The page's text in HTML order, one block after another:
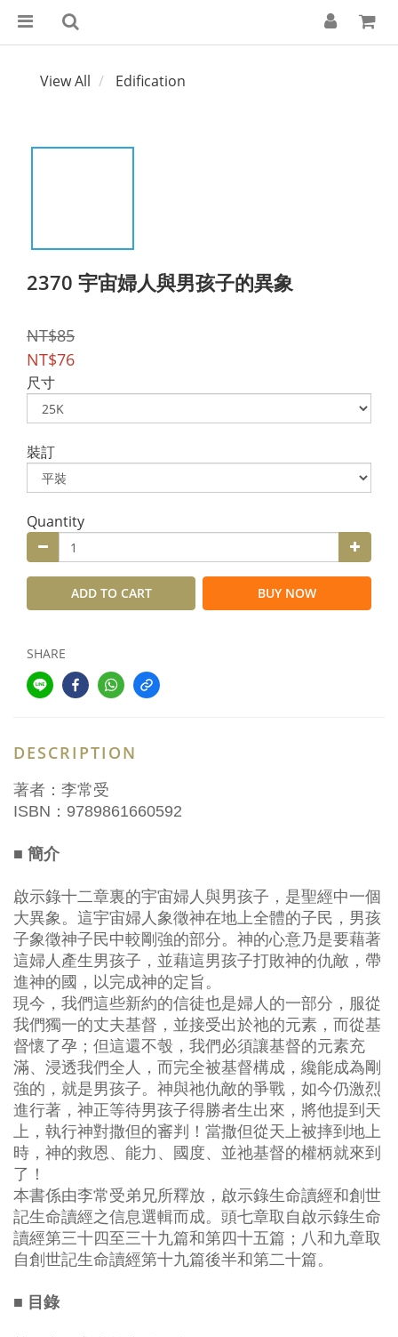
View All Edification
2370 宇宙婦人與男孩子的異象
NT$85
NT$76
尺寸
裝訂
Quantity
ADD TO CART BUY NOW
SHARE
DESCRIPTION
著者：李常受
ISBN：9789861660592
■ 簡介
啟示錄十二章裏的宇宙婦人與男孩子，是聖經中一個
大異象。這宇宙婦人象徵神在地上全體的子民，男孩
子象徵神子民中較剛強的部分。神的心意乃是要藉著
這婦人產生男孩子，並藉這男孩子打敗神的仇敵，帶
進神的國，以完成神的定旨。
現今，我們這些新約的信徒也是婦人的一部分，服從
我們獨一的丈夫基督，並接受出於祂的元素，而從基
督懷了孕；但這還不彀，我們必須讓基督的元素充
滿、浸透我們全人，而完全被基督構成，纔能成為剛
強的，就是男孩子。神與祂仇敵的爭戰，如今仍激烈
進行著，神正等待男孩子得勝者生出來，將他提到天
上，執行神對撒但的審判！當撒但從天上被摔到地上
時，神的救恩、能力、國度、並祂基督的權柄就來到
了！
本書係由李常受弟兄所釋放，啟示錄生命讀經和創世
記生命讀經之信息選輯而成。頭七章取自啟示錄生命
讀經第三十四至三十九篇和第四十五篇；八和九章取
自創世記生命讀經第十九篇後半和第二十篇。
■ 目錄